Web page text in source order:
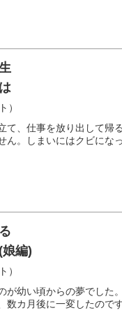
）
て、仕事を放り出して
ん。しまいにはクビにな
編)
）
が幼い頃からの夢でした
数カ月後に一変したの